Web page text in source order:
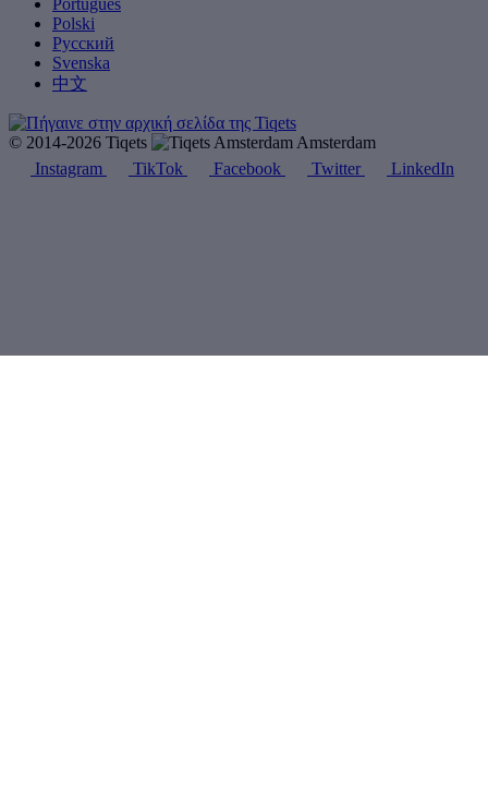
Polski
Русский
Svenska
中文
© 2014-2026 Tiqets
Amsterdam
Instagram
TikTok Facebook Twitter LinkedIn